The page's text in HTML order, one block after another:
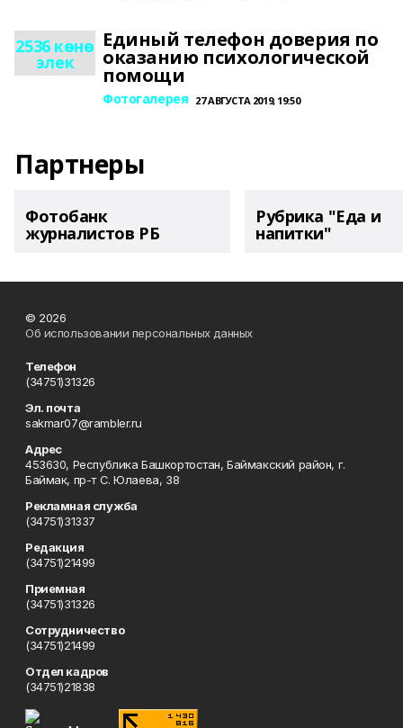
2536 көнө
элек
Единый телефон доверия по
оказанию психологической
помощи
Фотогалерея 27 АВГУСТА 2019, 19:50
Партнеры
Фотобанк
журналистов РБ
Рубрика "Еда и
напитки"
© 2026
Об использовании персональных данных
Телефон
(34751)31326
Эл. почта
sakmar07@rambler.ru
Адрес
453630, Республика Башкортостан, Баймакский район, г.
Баймак, пр-т С. Юлаева, 38
Рекламная служба
(34751)31337
Редакция
(34751)21499
Приемная
(34751)31326
Сотрудничество
(34751)21499
Отдел кадров
(34751)21838